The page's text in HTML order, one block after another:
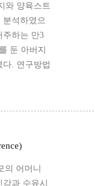
와 양육스트
분석하였으
주하는 만3
둔 아버지
다. 연구방법
의 어머니
과 수유시